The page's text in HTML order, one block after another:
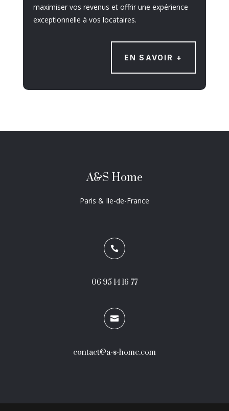
maximiser vos revenus et offrir une expérience
exceptionnelle à vos locataires.
EN SAVOIR +
A&S Home
Paris & Ile-de-France

06 95 14 16 77

contact@a-s-home.com